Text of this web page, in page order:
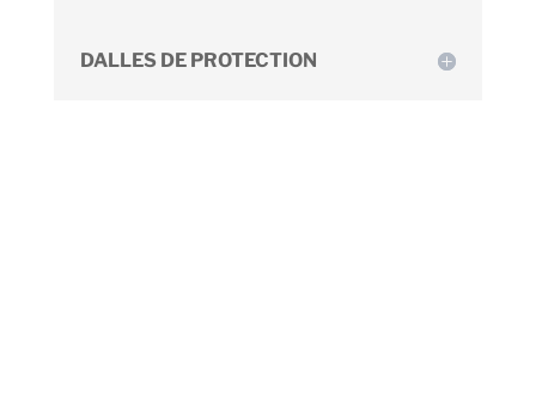
DALLES DE PROTECTION